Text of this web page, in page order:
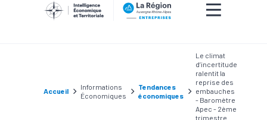
Accueil
Informations
Économiques
Tendances
économiques
Le climat
d’incertitude
ralentit la
reprise des
embauches
- Baromètre
Apec - 2ème
trimestre